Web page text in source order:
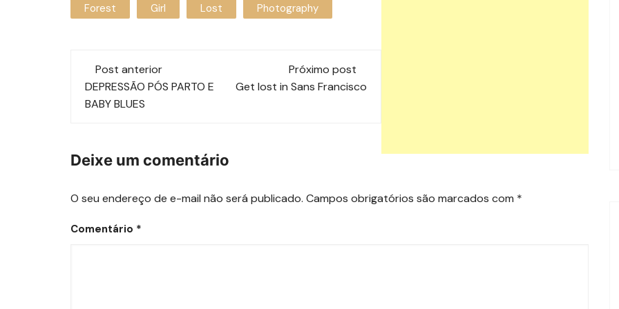
Forest Girl Lost Photography
Navegação
de
Post anterior
DEPRESSÃO PÓS PARTO E
BABY BLUES
Próximo post
Get lost in Sans Francisco
Deixe um comentário
O seu endereço de e-mail não será publicado. Campos obrigatórios são marcados com *
Comentário *